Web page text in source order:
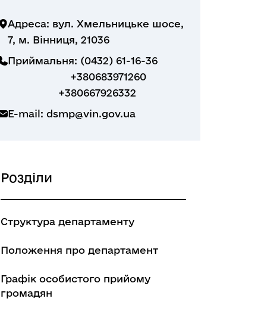
Адреса: вул. Хмельницьке шосе,
7, м. Вінниця, 21036
Приймальня: (0432) 61-16-36
+380683971260
+380667926332
E-mail: dsmp@vin.gov.ua
Розділи
Структура департаменту
Положення про департамент
Графік особистого прийому
громадян